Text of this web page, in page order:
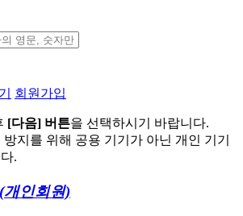
회원가입
[다음] 버튼을 선택하시기 바랍니다.
지를 위해 공용 기기가 아닌 개인 기기
.
(개인회원)